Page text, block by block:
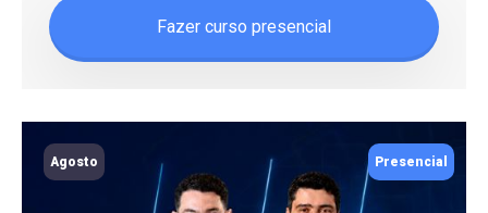
Fazer curso presencial
Agosto Presencial